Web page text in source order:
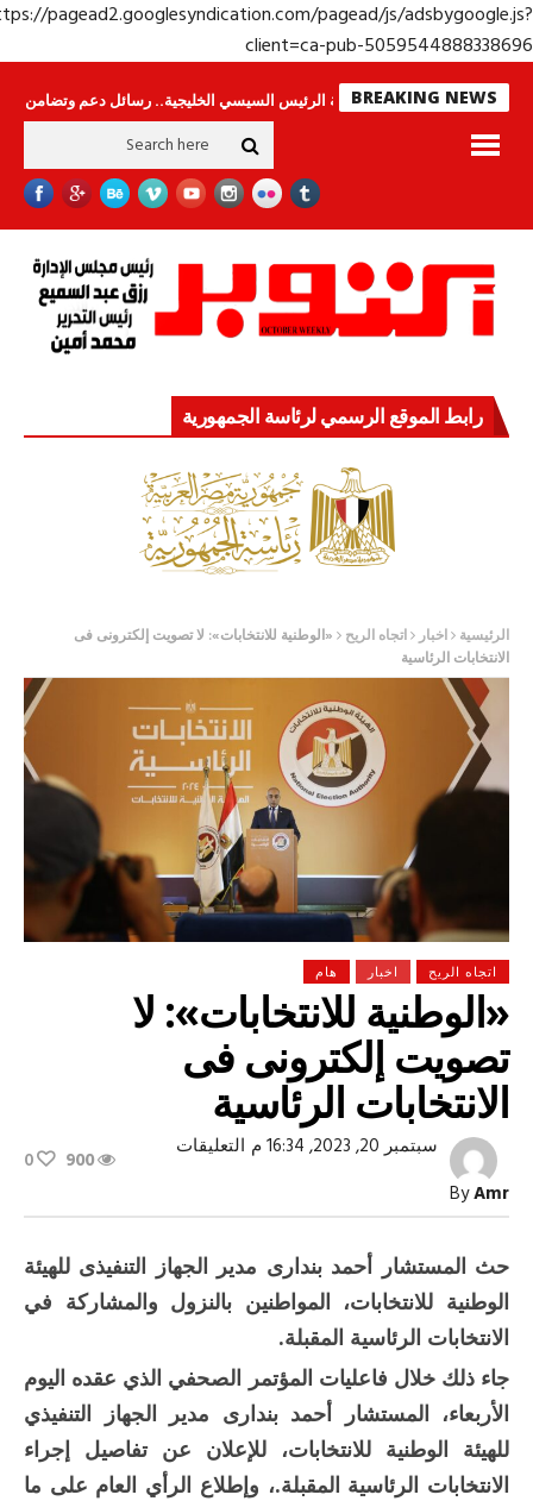
https://pagead2.googlesyndication.com/pagead/js/
client=ca-pub-
BREAKING NEWS
ينامون جولة الرئيس السيسي الخليجية.. رسائل دعم وتضامن للأشقاء
رابط الموقع الرسمي لرئاسة الجمهورية
الرئيسية اخبار اتجاه الريح «الوطنية للانتخابات»: لا تصويت إلكترونى فى
الانتخابات الرئاسية
اتجاه الريح اخبار هام
«الوطنية للانتخابات»: لا
تصويت إلكترونى فى
الانتخابات الرئاسية
ByAmr
سبتمبر 20, 2023, 16:34 م التعليقاتعلى
تصويت
فى
الانتخابات
الرئاسية
مغلقة
900
0
حث المستشار أحمد بندارى مدير الجهاز التنفيذى للهيئة
الوطنية للانتخابات، المواطنين بالنزول والمشاركة في
الانتخابات الرئاسية المقبلة.
جاء ذلك خلال فاعليات المؤتمر الصحفي الذي عقده اليوم
الأربعاء، المستشار أحمد بندارى مدير الجهاز التنفيذي
للهيئة الوطنية للانتخابات، للإعلان عن تفاصيل إجراء
الانتخابات الرئاسية المقبلة.، وإطلاع الرأي العام على ما